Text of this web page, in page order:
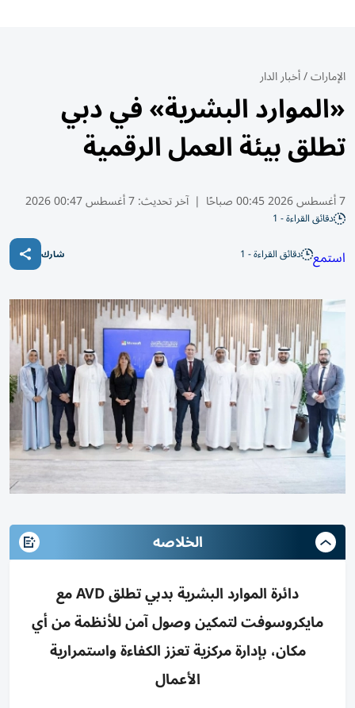
الإمارات/أخبار الدار
«الموارد البشرية» في دبي
تطلق بيئة العمل الرقمية
7 أغسطس 2026 00:45 صباحًا | آخر تحديث:7 أغسطس 00:47 2026
دقائق القراءة - 1
استمع دقائق القراءة - 1 شارك
الخلاصه
دائرة الموارد البشرية بدبي تطلق AVD مع
مايكروسوفت لتمكين وصول آمن للأنظمة من أي
مكان، بإدارة مركزية تعزز الكفاءة واستمرارية
الأعمال